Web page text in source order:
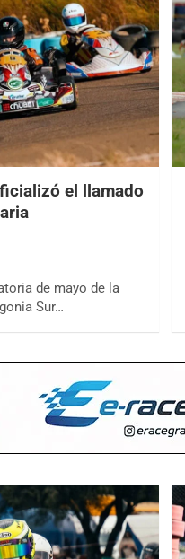
el llamado
de mayo de la
Sur…